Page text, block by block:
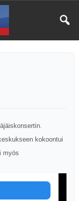
kokoontui
myös